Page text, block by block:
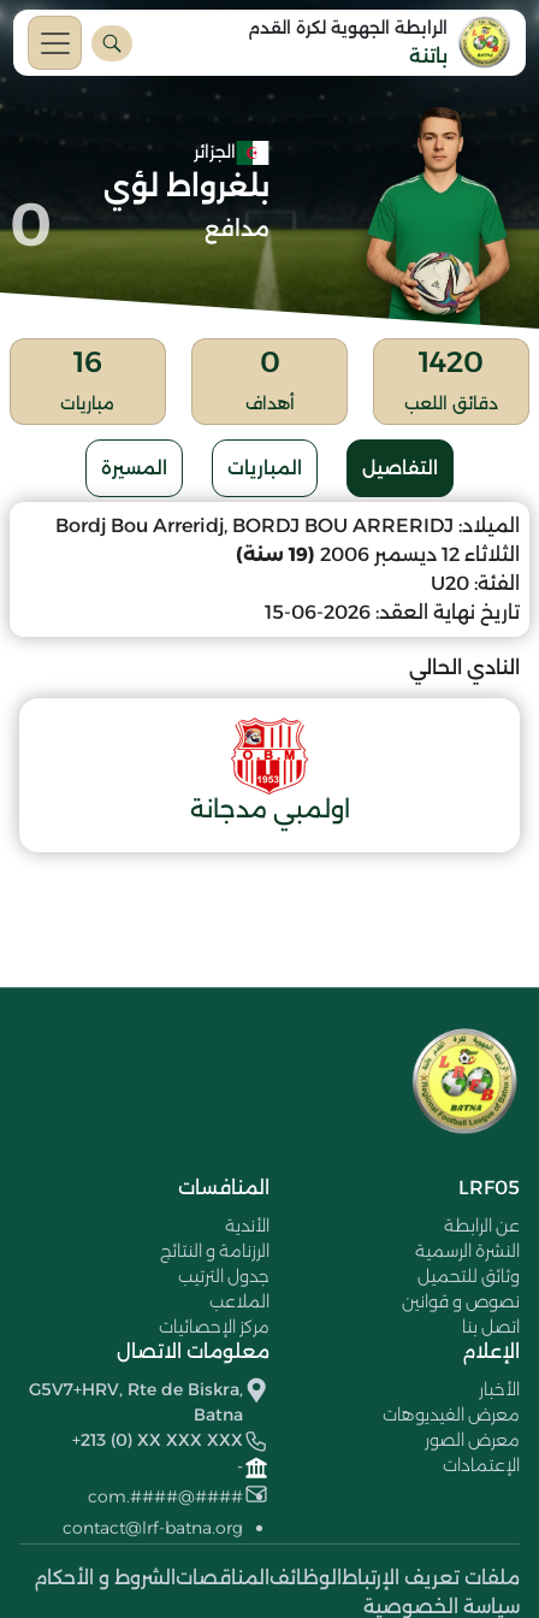
الرابطة الجهوية لكرة القدم
باتنة
الجزائر
بلغرواط لؤي
مدافع 0
1420
دقائق اللعب
0
أهداف
16
مباريات
التفاصيل المباريات المسيرة
الميلاد: Bordj Bou Arreridj, BORDJ BOU ARRERIDJ
الثلاثاء 12 ديسمبر 2006
(19 سنة)
الفئة: U20
تاريخ نهاية العقد: 2026-06-15
النادي الحالي
اولمبي مدجانة
LRF05
عن الرابطة
النشرة الرسمية
وثائق للتحميل
نصوص و قوانين
اتصل بنا
المنافسات
الأندية
الرزنامة و النتائج
جدول الترتيب
الملاعب
مركز الإحصائيات
الإعلام
الأخبار
معرض الفيديوهات
معرض الصور
الإعتمادات
معلومات الاتصال
G5V7+HRV, Rte de Biskra,
Batna
+213 (0) XX XXX XXX
-
####@####.com
contact@lrf-batna.org
ملفات تعريف الإرتباط الوظائف المناقصات الشروط و الأحكام
سياسة الخصوصية